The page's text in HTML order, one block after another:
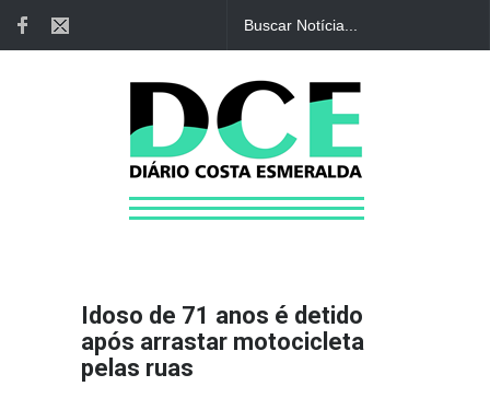
Idoso de 71 anos é detido
após arrastar motocicleta
pelas ruas